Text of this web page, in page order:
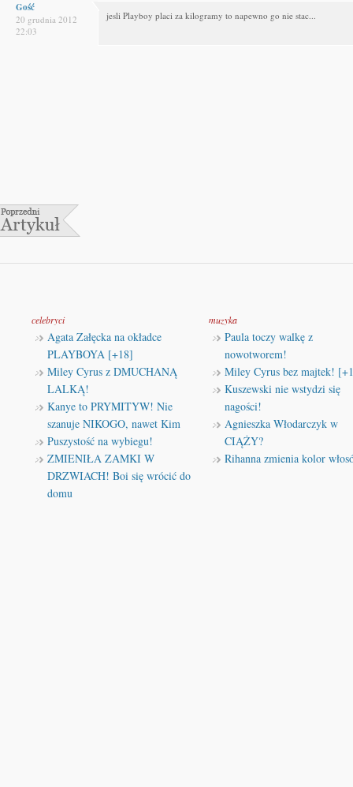
Gość
20 grudnia 2012
22:03
jesli Playboy placi za kilogramy to napewno go nie stac...
celebryci
Agata Załęcka na okładce
PLAYBOYA [+18]
Miley Cyrus z DMUCHANĄ
LALKĄ!
Kanye to PRYMITYW! Nie
szanuje NIKOGO, nawet Kim
Puszystość na wybiegu!
ZMIENIŁA ZAMKI W
DRZWIACH! Boi się wrócić do
domu
muzyka
Paula toczy walkę z
nowotworem!
Miley Cyrus bez majtek!
Kuszewski nie wstydzi się
nagości!
Agnieszka Włodarczyk w
CIĄŻY?
Rihanna zmienia kolor